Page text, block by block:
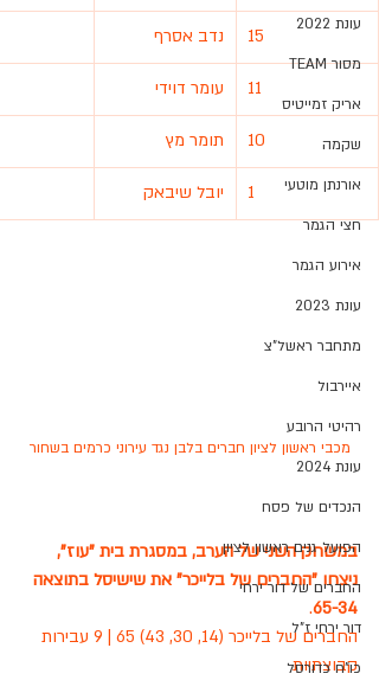
עונת 2022
מסור TEAM
אריק זמייטיס
שקמה
אורנתן מוטעי
חצי הגמר
אירוע הגמר
עונת 2023
מתחבר ראשל"צ
איירבול
רהיטי הרובע
עונת 2024
הנכדים של פסח
הפועל גנים ראשון לציון
החברים של דור ירחי
דור ירחי ז"ל
כו"ח כדורסל
15 נדב אסרף
11 עומר דוידי
10 תומר מץ
1 יובל שיבאק
מכבי ראשון לציון חברים בלבן נגד עירוני כרמים בשחור
במשחק השני של הערב, במסגרת בית "עוז",
ניצחו "החברים של בלייכר" את שישיסל בתוצאה
65-34
.
החברים של בלייכר (14, 30, 43) 65 | 9 עבירות
קבוצתיות